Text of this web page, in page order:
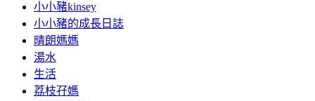
小小豬kinsey
小小豬的成長日誌
晴朗媽媽
湯水
生活
荔枝孖媽